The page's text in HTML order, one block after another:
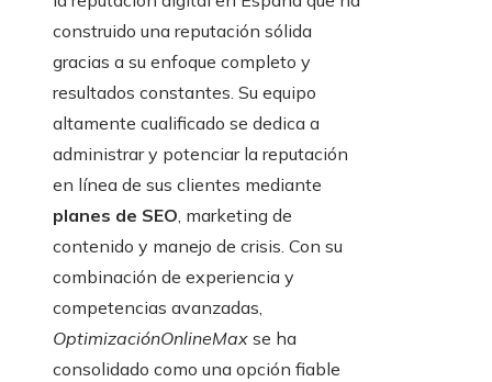
construido una reputación sólida
gracias a su enfoque completo y
resultados constantes. Su equipo
altamente cualificado se dedica a
administrar y potenciar la reputación
en línea de sus clientes mediante
planes de SEO, marketing de
contenido y manejo de crisis. Con su
combinación de experiencia y
competencias avanzadas,
OptimizaciónOnlineMax se ha
consolidado como una opción fiable